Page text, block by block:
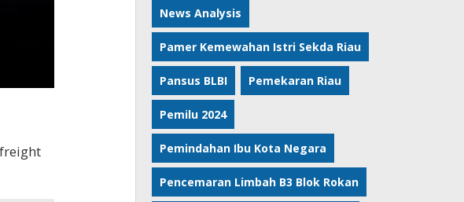
freight
News Analysis
Pamer Kemewahan Istri Sekda Riau
Pansus BLBI Pemekaran Riau
Pemilu 2024
Pemindahan Ibu Kota Negara
Pencemaran Limbah B3 Blok Rokan